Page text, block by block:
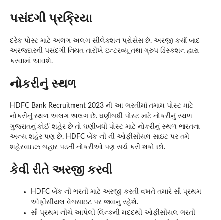
પસંદગી પ્રક્રિયા
દરેક પોસ્ટ માટે અલગ અલગ સીલેકશન પ્રોસેસ છે. અરજી કર્યા બાદ
અરજદારની પસંદગી નિયત તારીખે ઇન્ટરવ્યૂ તથા ગ્રુપ ડિસ્કશન દ્વારા
કરવામાં આવશે.
નોકરીનું સ્થળ
HDFC Bank Recruitment 2023 ની આ ભરતીમાં તમામ પોસ્ટ માટે
નોકરીનું સ્થળ અલગ અલગ છે. ઘણીબધી પોસ્ટ માટે નોકરીનું સ્થળ
ગુજરાતનું કોઈ શહેર છે તો ઘણીબધી પોસ્ટ માટે નોકરીનું સ્થળ ભારતના
અન્ય શહેર પણ છે. HDFC બેંક ની ની ઓફીસીયલ સાઇટ પર તમે
શહેરવાઇઝ બહાર પડતી નોકરીઓ પણ સર્ચ કરી શકો છો.
કેવી રીતે અરજી કરવી
HDFC બેંક ની ભરતી માટે અરજી કરતી વખતે તમારે સૌ પ્રથમ
ઓફીસીયલ વેબસાઇટ પર જવાનુ રહેશે.
સૌ પ્રથમ નીચે આપેલી લિન્કની મદદથી ઓફીસીયલ ભરતી